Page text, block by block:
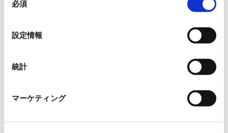
必須
設定情報
統計
マーケティング
Allegro MicroSystems, Inc.
イサハヤ電子株式会社
日本ライトン株式会社
日清紡マイクロデバイス株式会社